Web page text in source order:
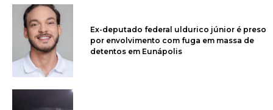
Ex-deputado federal uldurico júnior é preso
por envolvimento com fuga em massa de
detentos em Eunápolis